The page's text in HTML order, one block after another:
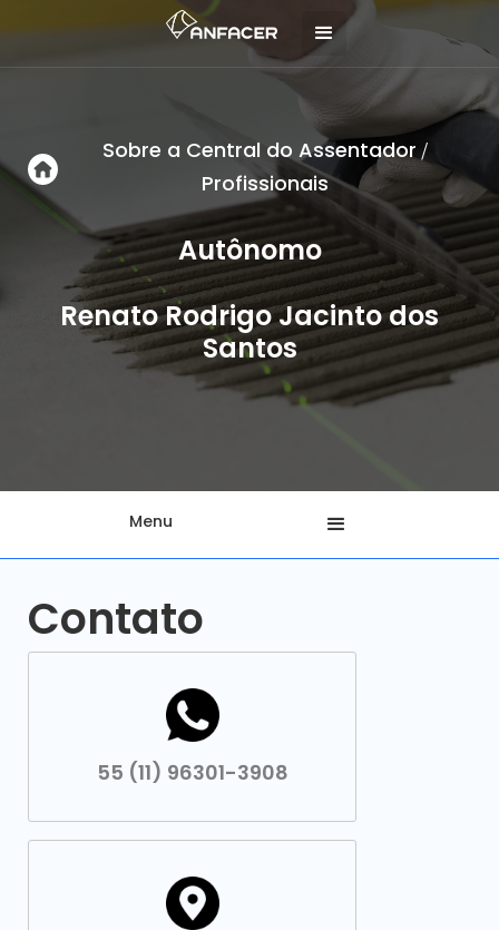
Sobre a Central do Assentador /
Profissionais
Autônomo
Renato Rodrigo Jacinto dos
Santos
Menu
Contato
55 (11) 96301-3908